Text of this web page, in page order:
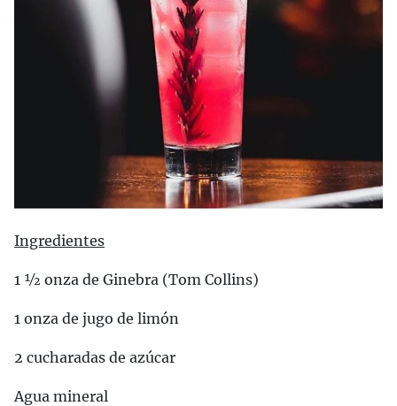
Ingredientes
1 ½ onza de Ginebra (Tom Collins)
1 onza de jugo de limón
2 cucharadas de azúcar
Agua mineral